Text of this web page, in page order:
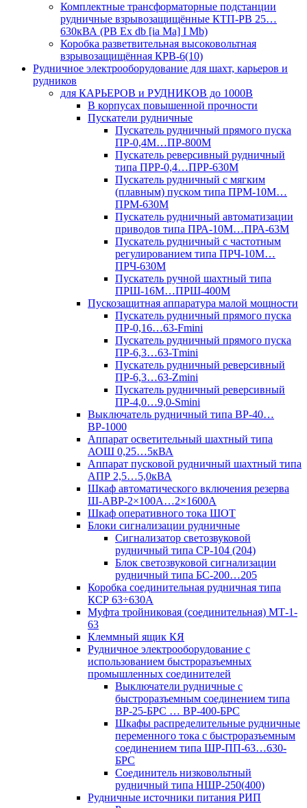
Комплектные трансформаторные подстанции
рудничные взрывозащищённые КТП-РВ 25…
630кВА (РВ Ex db [ia Ma] I Mb)
Коробка разветвительная высоковольтная
взрывозащищённая КРВ-6(10)
Рудничное электрооборудование для шахт, карьеров и
рудников
для КАРЬЕРОВ и РУДНИКОВ до 1000В
В корпусах повышенной прочности
Пускатели рудничные
Пускатель рудничный прямого пуска
ПР-0,4М…ПР-800М
Пускатель реверсивный рудничный
типа ПРР-0,4…ПРР-630М
Пускатель рудничный с мягким
(плавным) пуском типа ПРМ-10М…
ПРМ-630М
Пускатель рудничный автоматизации
приводов типа ПРА-10М…ПРА-63М
Пускатель рудничный с частотным
регулированием типа ПРЧ-10М…
ПРЧ-630М
Пускатель ручной шахтный типа
ПРШ-16М…ПРШ-400М
Пускозащитная аппаратура малой мощности
Пускатель рудничный прямого пуска
ПР-0,16…63-Fmini
Пускатель рудничный прямого пуска
ПР-6,3…63-Tmini
Пускатель рудничный реверсивный
ПР-6,3…63-Zmini
Пускатель рудничный реверсивный
ПР-4,0…9,0-Smini
Выключатель рудничный типа ВР-40…
ВР-1000
Аппарат осветительный шахтный типа
АОШ 0,25…5кВА
Аппарат пусковой рудничный шахтный типа
АПР 2,5…5,0кВА
Шкаф автоматического включения резерва
Ш-АВР-2×100А…2×1600А
Шкаф оперативного тока ШОТ
Блоки сигнализации рудничные
Сигнализатор светозвуковой
рудничный типа СР-104 (204)
Блок светозвуковой сигнализации
рудничный типа БС-200…205
Коробка соединительная рудничная типа
КСР 63÷630А
Муфта тройниковая (соединительная) МТ-1-
63
Клеммный ящик КЯ
Рудничное электрооборудование с
использованием быстроразъемных
промышленных соединителей
Выключатели рудничные с
быстроразъемным соединением типа
ВР-25-БРС … ВР-400-БРС
Шкафы распределительные рудничные
переменного тока с быстроразъемным
соединением типа ШР-ПП-63…630-
БРС
Соединитель низковольтный
рудничный типа НШР-250(400)
Рудничные источники питания РИП